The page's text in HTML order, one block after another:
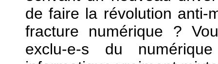
de faire la révolution anti-
fracture numérique ?
exclu-e-s du